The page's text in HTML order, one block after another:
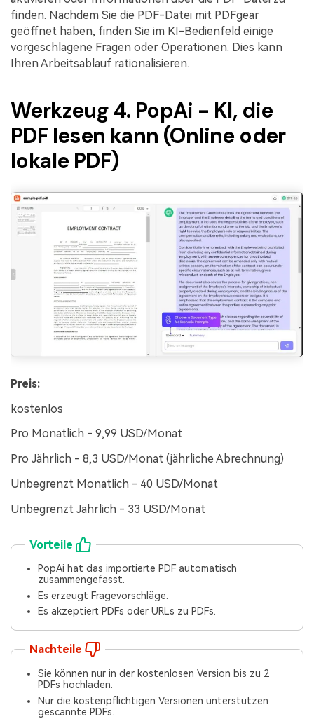
finden. Nachdem Sie die PDF-Datei mit PDFgear
geöffnet haben, finden Sie im KI-Bedienfeld einige
vorgeschlagene Fragen oder Operationen. Dies kann
Ihren Arbeitsablauf rationalisieren.
Werkzeug 4. PopAi - KI, die
PDF lesen kann (Online oder
lokale PDF)
Preis:
kostenlos
Pro Monatlich - 9,99 USD/Monat
Pro Jährlich - 8,3 USD/Monat (jährliche Abrechnung)
Unbegrenzt Monatlich - 40 USD/Monat
Unbegrenzt Jährlich - 33 USD/Monat
Vorteile
PopAi hat das importierte PDF automatisch
zusammengefasst.
Es erzeugt Fragevorschläge.
Es akzeptiert PDFs oder URLs zu PDFs.
Nachteile
Sie können nur in der kostenlosen Version bis zu 2
PDFs hochladen.
Nur die kostenpflichtigen Versionen unterstützen
gescannte PDFs.